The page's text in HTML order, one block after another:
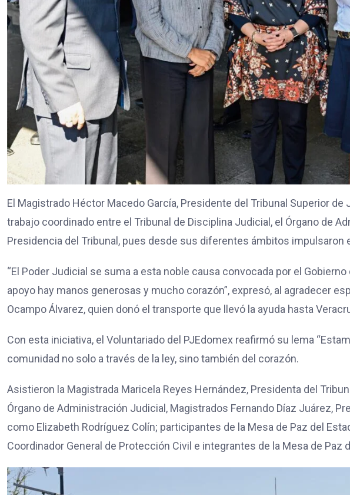
El Magistrado Héctor Macedo García, Presidente del Tribunal Superior
trabajo coordinado entre el Tribunal de Disciplina Judicial, el Órgano de
Presidencia del Tribunal, pues desde sus diferentes ámbitos impulsaron
“El Poder Judicial se suma a esta noble causa convocada por el
apoyo hay manos generosas y mucho corazón”, expresó, al agradecer
Ocampo Álvarez, quien donó el transporte que llevó la ayuda hasta
Con esta iniciativa, el Voluntariado del PJEdomex reafirmó su lema
comunidad no solo a través de la ley, sino también del corazón.
Asistieron la Magistrada Maricela Reyes Hernández, Presidenta del
Órgano de Administración Judicial, Magistrados Fernando Díaz Juárez,
como Elizabeth Rodríguez Colín; participantes de la Mesa de Paz del
Coordinador General de Protección Civil e integrantes de la Mesa de Paz